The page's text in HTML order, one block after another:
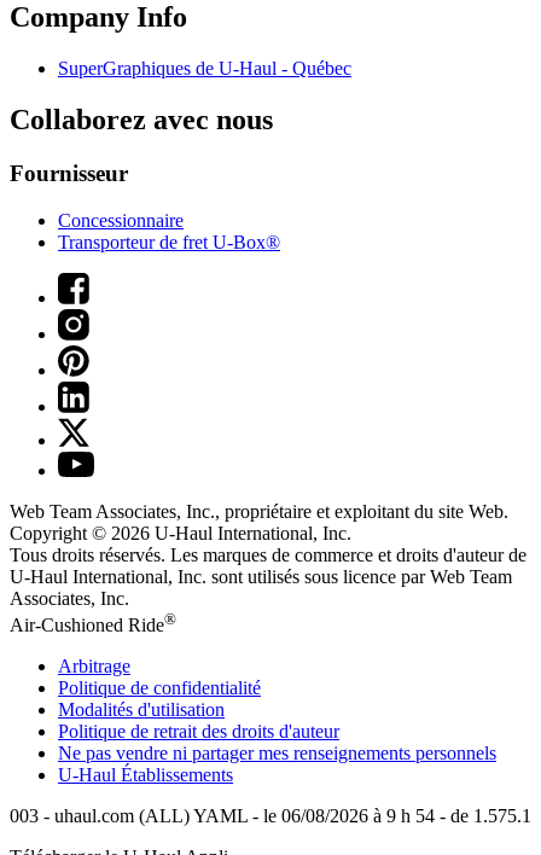
Company Info
SuperGraphiques de U-Haul - Québec
Collaborez avec nous
Fournisseur
Concessionnaire
Transporteur de fret U-Box®
Web Team Associates, Inc., propriétaire et exploitant du site Web.
Copyright © 2026 U-Haul International, Inc.
Tous droits réservés. Les marques de commerce et droits d'auteur de
U-Haul International, Inc. sont utilisés sous licence par Web Team
Associates, Inc.
Air-Cushioned Ride®
Arbitrage
Politique de confidentialité
Modalités d'utilisation
Politique de retrait des droits d'auteur
Ne pas vendre ni partager mes renseignements personnels
U-Haul Établissements
003 - uhaul.com (ALL) YAML - le 06/08/2026 à 9 h 54 - de 1.575.1